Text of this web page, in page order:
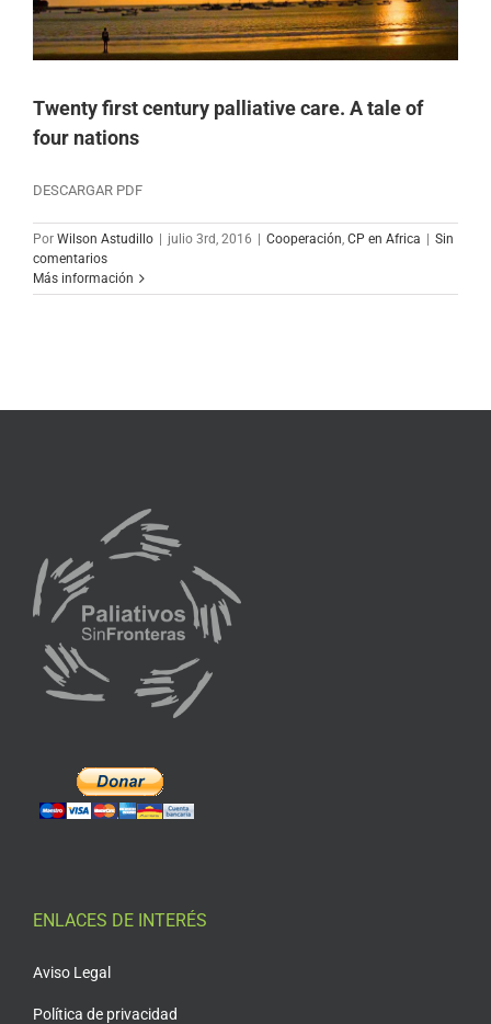
Twenty first century palliative care. A tale of
four nations
DESCARGAR PDF
Por Wilson Astudillo julio 3rd, 2016 Cooperación, CP en Africa
Sin
comentarios
Más información
ENLACES DE INTERÉS
Aviso Legal
Política de privacidad